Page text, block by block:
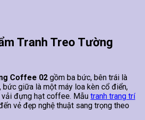
Tranh Treo Tường
Coffee 02 gồm ba bức, bên trái là
bức giữa là một máy loa kèn cổ điển,
đựng hạt coffee. Mẫu tranh trang trí
vẻ đẹp nghệ thuật sang trọng theo